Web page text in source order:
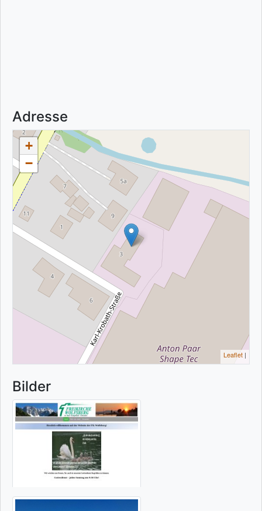
Adresse
+
−
Leaflet |
Bilder